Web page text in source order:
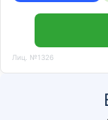
Лиц. №1326